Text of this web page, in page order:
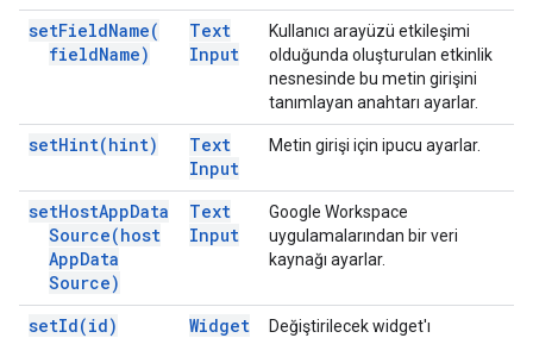
setFieldName(
fieldName)
Text
Input
Kullanıcı arayüzü etkileşimi
olduğunda oluşturulan etkinlik
nesnesinde bu metin girişini
tanımlayan anahtarı ayarlar.
setHint(hint)
Text
Input
Metin girişi için ipucu ayarlar.
setHostAppData
Source(host
AppData
Source)
Text
Input
Google Workspace
uygulamalarından bir veri
kaynağı ayarlar.
setId(id) Widget
Değiştirilecek widget'ı